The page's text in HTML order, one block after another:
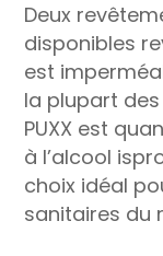
Deux
disponibles
est
la plupart
PUXX est
à l’alcool
choix idéal
sanitaires du